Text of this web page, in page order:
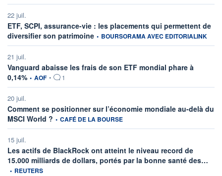
22 juil.
ETF, SCPI, assurance-vie : les placements qui permettent de
diversifier son patrimoine information fournie par
• BOURSORAMA AVEC EDITORIALINK
21 juil.
Vanguard abaisse les frais de son ETF mondial phare à
0,14% information fournie par
• AOF • 1
20 juil.
Comment se positionner sur l’économie mondiale au-delà du
MSCI World ? information fournie par
• CAFÉ DE LA BOURSE
15 juil.
Les actifs de BlackRock ont atteint le niveau record de
15.000 milliards de dollars, portés par la bonne santé des…
• REUTERS